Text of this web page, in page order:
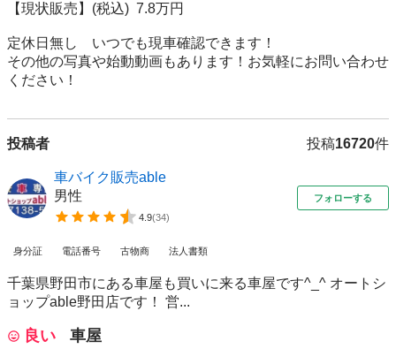
【現状販売】(税込)  7.8万円
定休日無し　いつでも現車確認できます！
その他の写真や始動動画もあります！お気軽にお問い合わせ
ください！
投稿者 投稿16720件
車バイク販売able
男性
4.9(34)
フォローする
身分証 電話番号 古物商 法人書類
千葉県野田市にある車屋も買いに来る車屋です^_^ オートシ
ョップable野田店です！ 営...
良い
車屋